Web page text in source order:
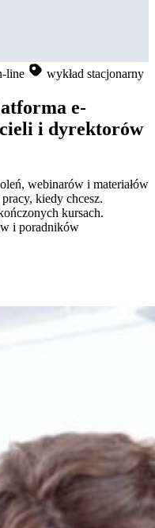
line wykład stacjonarny
e-
i dyrektorów
webinarów i materiałów
kiedy chcesz.
kursach.
i poradników